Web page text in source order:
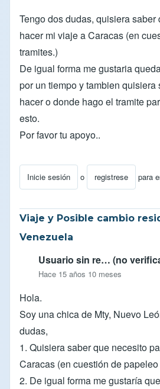
Tengo dos dudas, quisiera
hacer mi viaje a Caracas (en
tramites.)
De igual forma me gustaria
por un tiempo y tambien quisiera
hacer o donde hago el tramite
esto.
Por favor tu apoyo..
Inicie sesión o registrese para
Viaje y Posible cambio
Venezuela
Usuario sin re… (no
Hace 15 años 10 meses
Hola.
Soy una chica de Mty, Nuevo
dudas,
1. Quisiera saber que necesito
Caracas (en cuestión de papeleo
2. De igual forma me gustaría